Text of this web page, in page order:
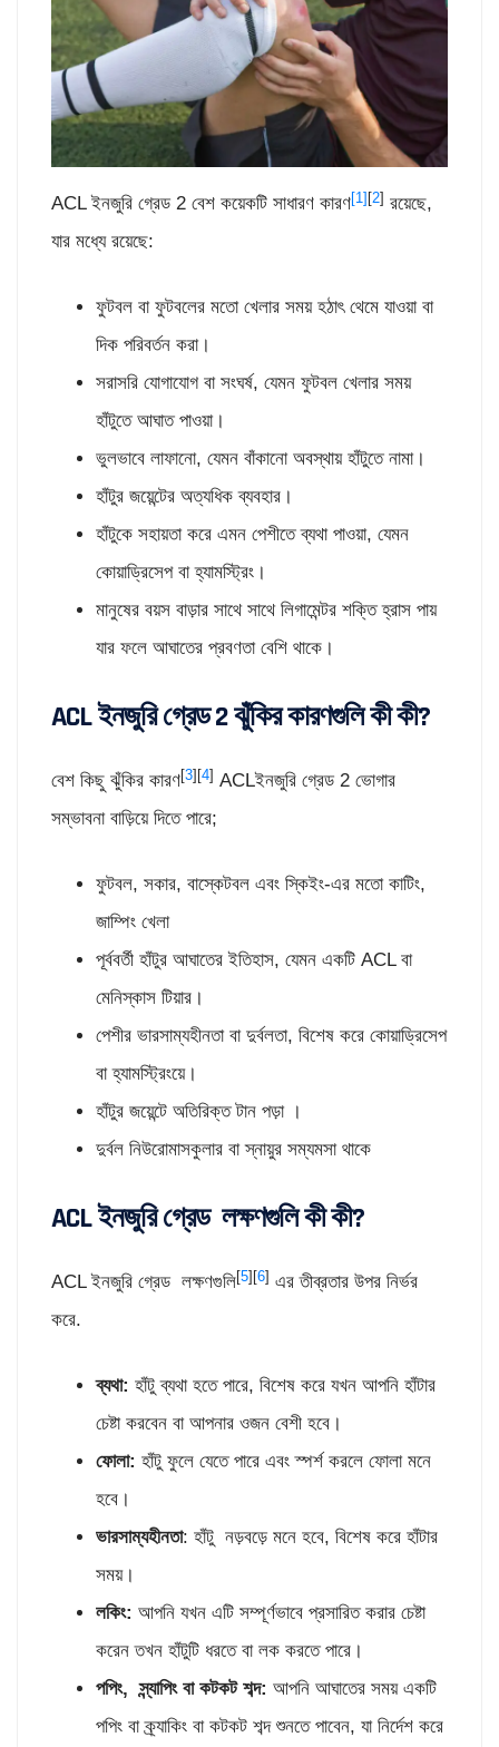
ACL ইনজুরি গ্রেড 2 বেশ কয়েকটি সাধারণ কারণ[1][2] রয়েছে,
যার মধ্যে রয়েছে:
ফুটবল বা ফুটবলের মতো খেলার সময় হঠাৎ থেমে যাওয়া বা
দিক পরিবর্তন করা।
সরাসরি যোগাযোগ বা সংঘর্ষ, যেমন ফুটবল খেলার সময়
হাঁটুতে আঘাত পাওয়া।
ভুলভাবে লাফানো, যেমন বাঁকানো অবস্থায় হাঁটুতে নামা।
হাঁটুর জয়েন্টের অত্যধিক ব্যবহার।
হাঁটুকে সহায়তা করে এমন পেশীতে ব্যথা পাওয়া, যেমন
কোয়াড্রিসেপ বা হ্যামস্ট্রিং।
মানুষের বয়স বাড়ার সাথে সাথে লিগামেন্টর শক্তি হ্রাস পায়
যার ফলে আঘাতের প্রবণতা বেশি থাকে।
ACL ইনজুরি গ্রেড 2 ঝুঁকির কারণগুলি কী কী?
বেশ কিছু ঝুঁকির কারণ[3][4] ACLইনজুরি গ্রেড 2 ভোগার
সম্ভাবনা বাড়িয়ে দিতে পারে;
ফুটবল, সকার, বাস্কেটবল এবং স্কিইং-এর মতো কাটিং,
জাম্পিং খেলা
পূর্ববর্তী হাঁটুর আঘাতের ইতিহাস, যেমন একটি ACL বা
মেনিস্কাস টিয়ার।
পেশীর ভারসাম্যহীনতা বা দুর্বলতা, বিশেষ করে কোয়াড্রিসেপ
বা হ্যামস্ট্রিংয়ে।
হাঁটুর জয়েন্টে অতিরিক্ত টান পড়া ।
দুর্বল নিউরোমাসকুলার বা স্নায়ুর সম্যমসা থাকে
ACL ইনজুরি গ্রেড লক্ষণগুলিকী কী?
ACL ইনজুরি গ্রেড লক্ষণগুলি[5][6] এর তীব্রতার উপর নির্ভর
করে.
ব্যথা: হাঁটু ব্যথা হতে পারে, বিশেষ করে যখন আপনি হাঁটার
চেষ্টা করবেন বা আপনার ওজন বেশী হবে।
ফোলা: হাঁটু ফুলে যেতে পারে এবং স্পর্শ করলে ফোলা মনে
হবে।
ভারসাম্যহীনতা: হাঁটু নড়বড়ে মনে হবে, বিশেষ করে হাঁটার
সময়।
লকিং: আপনি যখন এটি সম্পূর্ণভাবে প্রসারিত করার চেষ্টা
করেন তখন হাঁটুটি ধরতে বা লক করতে পারে।
পপিং, স্ন্যাপিং বা কটকট শব্দ: আপনি আঘাতের সময় একটি
পপিং বা ক্র্যাকিং বা কটকট শব্দ শুনতে পাবেন, যা নির্দেশ করে